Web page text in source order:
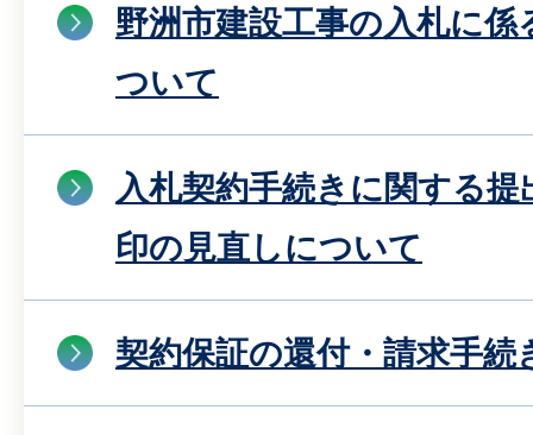
野洲市建設工事の入札に係
ついて
入札契約手続きに関する
印の見直しについて
契約保証の還付・請求手続